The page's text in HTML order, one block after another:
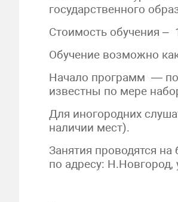
государственного
Стоимость обучения –
Обучение возможно
Начало программ —
известны по мере
Для иногородних
наличии мест).
Занятия проводятся
по адресу: Н.Новгород,